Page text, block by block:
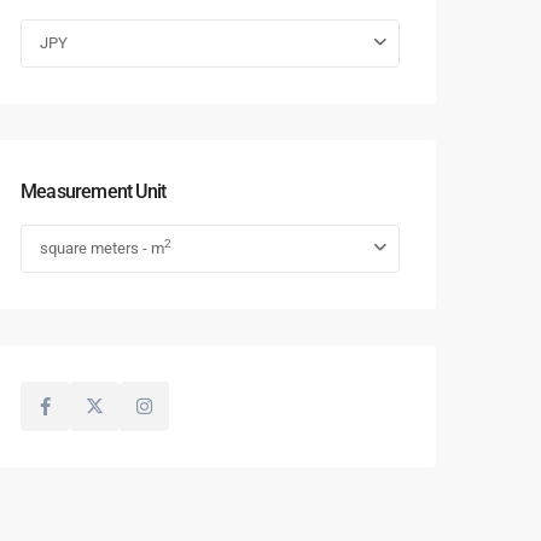
JPY
Measurement Unit
square meters - m2